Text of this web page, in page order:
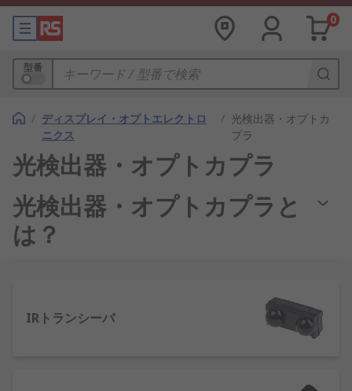
0
型番
/ ディスプレイ・オプトエレクトロ
ニクス
/ 光検出器・オプトカ
プラ
光検出器・オプトカプラ
光検出器・オプトカプラと
は？
つの電気回路を相互接続する電子部品です。LEDと
フォトトランジスタは、同じ不透明なパッケージに
IRトランシーバ